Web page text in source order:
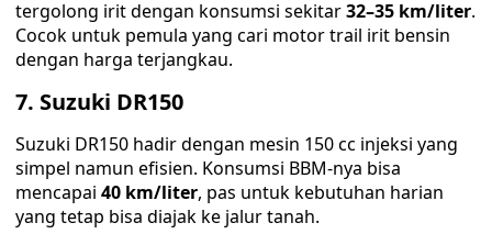
tergolong irit dengan konsumsi sekitar32–35 km/liter.
Cocok untuk pemula yang cari motor trail irit bensin
dengan harga terjangkau.
7. Suzuki DR150
Suzuki DR150 hadir dengan mesin 150 cc injeksi yang
simpel namun efisien. Konsumsi BBM-nya bisa
mencapai 40 km/liter, pas untuk kebutuhan harian
yang tetap bisa diajak ke jalur tanah.